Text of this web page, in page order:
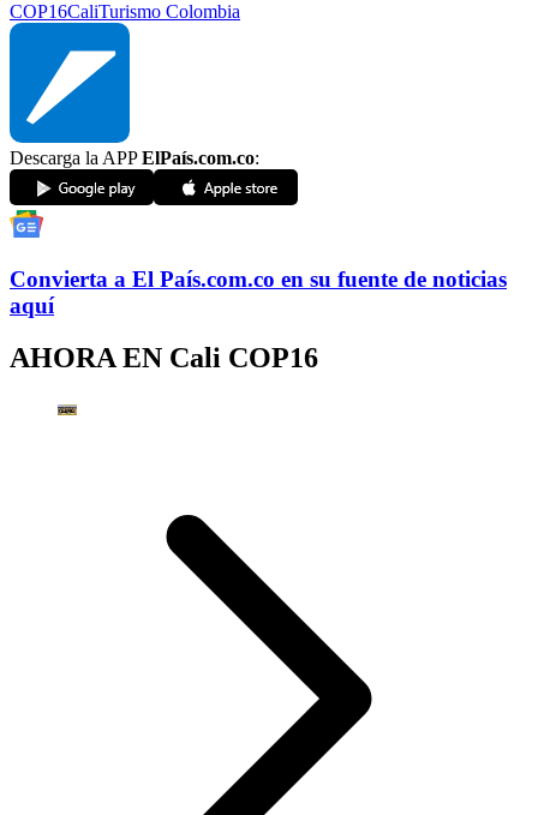
COP16CaliTurismo Colombia
Descarga la APPElPaís.com.co:
Convierta a El País.com.co en su fuente de noticias
aquí
AHORA EN Cali COP16